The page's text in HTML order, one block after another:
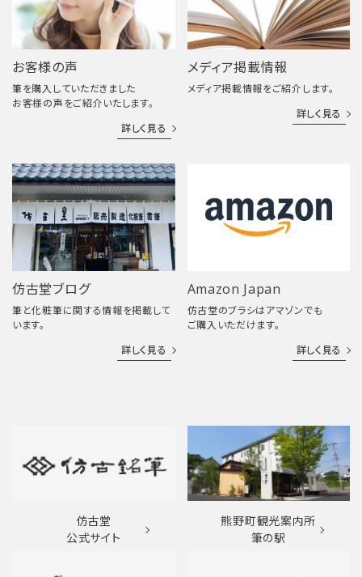
お客様の声
筆を購入していただきました
お客様の声をご紹介いたします。
詳しく見る
メディア掲載情報
メディア掲載情報をご紹介します。
詳しく見る
仿古堂ブログ
筆と化粧筆に関する情報を掲載して
います。
詳しく見る
Amazon Japan
仿古堂のブラシはアマゾンでも
ご購入いただけます。
詳しく見る
仿古堂
公式サイト
熊野町観光案内所
筆の駅